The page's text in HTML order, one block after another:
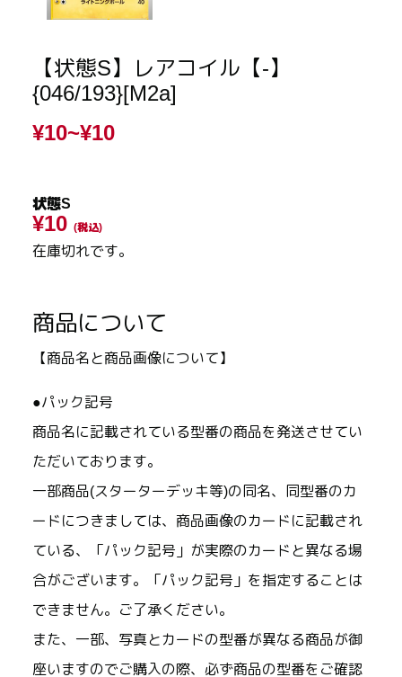
【状態S】レアコイル【-】
{046/193}[M2a]
¥10~¥10
状態S
¥10 (税込)
在庫切れです。
商品について
【商品名と商品画像について】
●パック記号
商品名に記載されている型番の商品を発送させてい
ただいております。
一部商品(スターターデッキ等)の同名、同型番のカ
ードにつきましては、商品画像のカードに記載され
ている、「パック記号」が実際のカードと異なる場
合がございます。「パック記号」を指定することは
できません。ご了承ください。
また、一部、写真とカードの型番が異なる商品が御
座いますのでご購入の際、必ず商品の型番をご確認